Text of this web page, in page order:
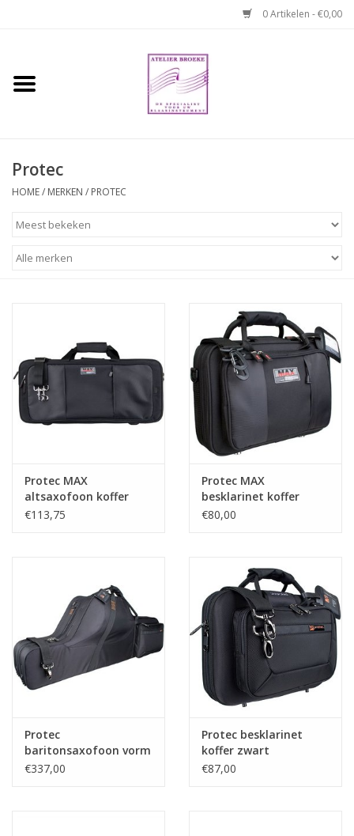
0 Artikelen - €0,00
Home
Reparaties en
Protec
HOME/ MERKEN / PROTEC
Protec MAX
altsaxofoon koffer
Zwart
€113,75
Protec MAX
besklarinet koffer
Zwart
€80,00
Protec
baritonsaxofoon vorm
koffer
€337,00
Protec besklarinet
koffer zwart
€87,00